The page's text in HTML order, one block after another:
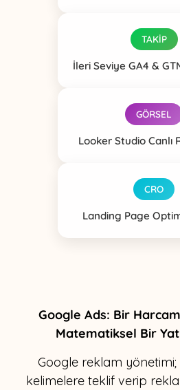
TAKİP
İleri Seviye GA4 &
GÖRSEL
Looker Studio Canlı
CRO
Landing Page
Google Ads: Bir
Matematiksel Bir
Google reklam
kelimelere teklif verip